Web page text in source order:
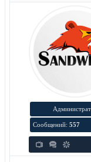
Сообщений: 557